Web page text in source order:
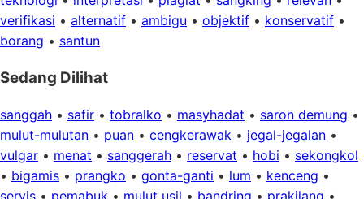
verifikasi • alternatif • ambigu • objektif • konservatif •
borang • santun
Sedang Dilihat
sanggah • safir • tobralko • masyhadat • saron demung •
mulut-mulutan • puan • cengkerawak • jegal-jegalan •
vulgar • menat • sanggerah • reservat • hobi • sekongkol
• bigamis • prangko • gonta-ganti • lum • kenceng •